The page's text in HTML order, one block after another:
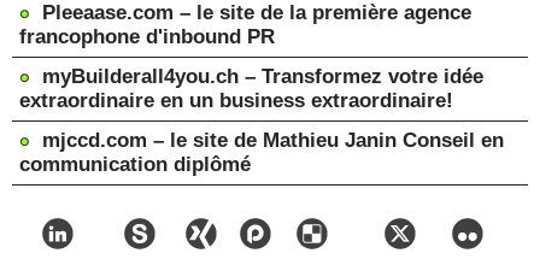
Pleeaase.com – le site de la première agence
francophone d'inbound PR
myBuilderall4you.ch – Transformez votre idée
extraordinaire en un business extraordinaire!
mjccd.com – le site de Mathieu Janin Conseil en
communication diplômé